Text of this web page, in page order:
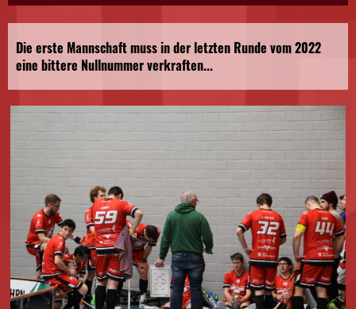
Die erste Mannschaft muss in der letzten Runde vom 2022
eine bittere Nullnummer verkraften...